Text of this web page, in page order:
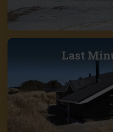
Last